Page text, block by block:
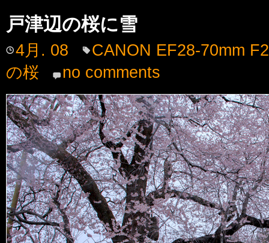
戸津辺の桜に雪
4月. 08
CANON EF28-70mm
の桜
no comments